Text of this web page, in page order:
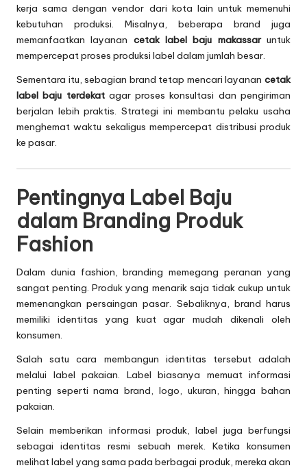
kerja sama dengan vendor dari kota lain untuk memenuhi
kebutuhan produksi. Misalnya, beberapa brand juga
memanfaatkan layanan cetak label baju makassaruntuk
mempercepat proses produksi label dalam jumlah besar.
Sementara itu, sebagian brand tetap mencari layanan cetak
label baju terdekatagar proses konsultasi dan pengiriman
berjalan lebih praktis. Strategi ini membantu pelaku usaha
menghemat waktu sekaligus mempercepat distribusi produk
ke pasar.
Pentingnya Label Baju
dalam Branding Produk
Fashion
Dalam dunia fashion, branding memegang peranan yang
sangat penting. Produk yang menarik saja tidak cukup untuk
memenangkan persaingan pasar. Sebaliknya, brand harus
memiliki identitas yang kuat agar mudah dikenali oleh
konsumen.
Salah satu cara membangun identitas tersebut adalah
melalui label pakaian. Label biasanya memuat informasi
penting seperti nama brand, logo, ukuran, hingga bahan
pakaian.
Selain memberikan informasi produk, label juga berfungsi
sebagai identitas resmi sebuah merek. Ketika konsumen
melihat label yang sama pada berbagai produk, mereka akan